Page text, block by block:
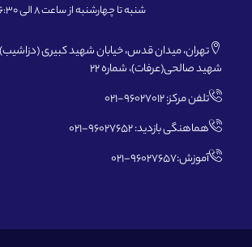
شنبه تا چهارشنبه از ساعت 8 الی 16:30
تهران، میدان قدس، خیابان شهید کبیری
شهید صالحی(عرفات)، شماره 22
تلفن مرکز: 96027012-021
هماهنگی بازدید: 96027652-021
آموزش:96027657-021